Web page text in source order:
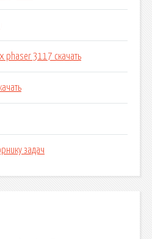
phaser 3117 скачать
задач